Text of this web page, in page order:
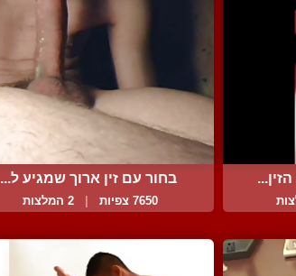
בחור עם זין ארוך שמגיע ל...
7650 צפיות 2 המלצות